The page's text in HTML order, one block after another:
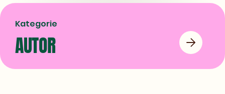
Kategorie
AUTOR